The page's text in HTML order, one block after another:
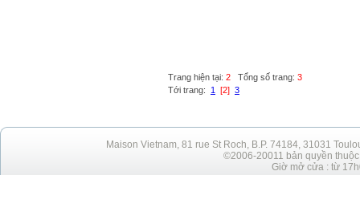
Trang hiện tại: 2 Tổng số trang: 3
Tới trang: 1 [2] 3
Maison Vietnam, 81 rue St Roch, B.P. 74184, 31031
©2006-20011 bản quyền
Giờ mở cửa : từ